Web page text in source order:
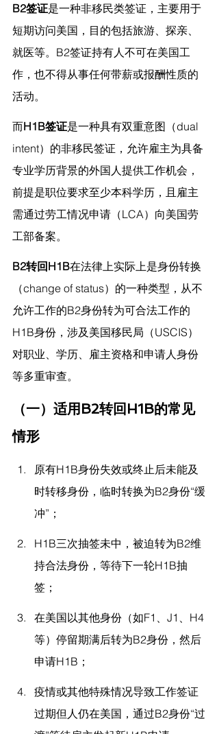
B2签证是一种非移民类签证，主要用于
短期访问美国，目的包括旅游、探亲、
就医等。B2签证持有人不可在美国工
作，也不得从事任何带薪或报酬性质的
活动。
而H1B签证是一种具有双重意图（dual
intent）的非移民签证，允许雇主为具备
专业学历背景的外国人提供工作机会，
前提是职位要求至少本科学历，且雇主
需通过劳工情况申请（LCA）向美国劳
工部备案。
B2转回H1B在法律上实际上是身份转换
（change of status）的一种类型，从不
允许工作的B2身份转为可合法工作的
H1B身份，涉及美国移民局（USCIS）
对职业、学历、雇主资格和申请人身份
等多重审查。
（一）适用B2转回H1B的常见
情形
原有H1B身份失效或终止后未能及
时转移身份，临时转换为B2身份“缓
冲”；
H1B三次抽签未中，被迫转为B2维
持合法身份，等待下一轮H1B抽
签；
在美国以其他身份（如F1、J1、H4
等）停留期满后转为B2身份，然后
申请H1B；
疫情或其他特殊情况导致工作签证
过期但人仍在美国，通过B2身份“过